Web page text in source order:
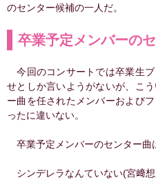
のセンター候補の一人だ。
卒業予定メンバーの
今回のコンサートでは卒業生
せとしか言いようがないが、こ
ー曲を任されたメンバーおよび
ったに違いない。
卒業予定メンバーのセンター曲
シンデレラなんていない(宮﨑